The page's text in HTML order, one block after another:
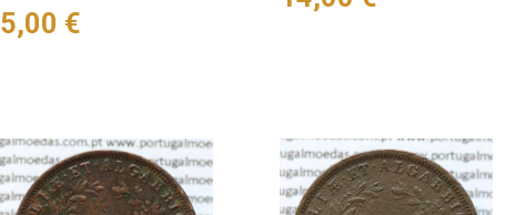
Preço
5,00 €